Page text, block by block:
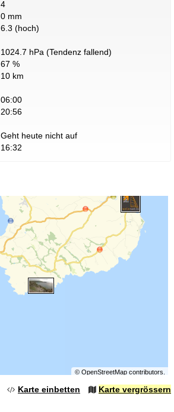
4
0 mm
6.3 (hoch)
1024.7 hPa (Tendenz fallend)
67 %
10 km
06:00
20:56
Geht heute nicht auf
16:32
© OpenStreetMapcontributors.
Karte einbetten Karte vergrössern